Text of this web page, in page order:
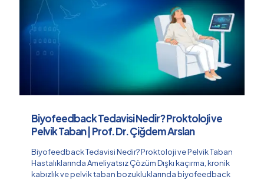
Biyofeedback Tedavisi Nedir? Proktoloji ve
Pelvik Taban | Prof. Dr. Çiğdem Arslan
Biyofeedback Tedavisi Nedir? Proktoloji ve Pelvik Taban
Hastalıklarında Ameliyatsız Çözüm Dışkı kaçırma, kronik
kabızlık ve pelvik taban bozukluklarında biyofeedback